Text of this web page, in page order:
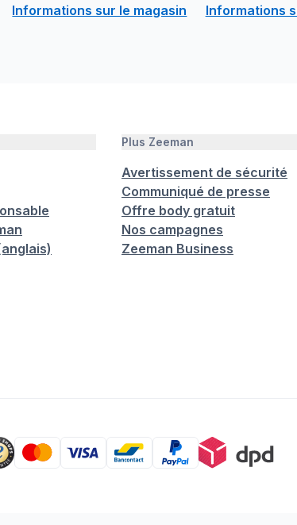
Informations sur le magasin
Informations
Plus Zeeman
Avertissement de sécurité
Communiqué de presse
Offre body gratuit
Nos campagnes
Zeeman Business